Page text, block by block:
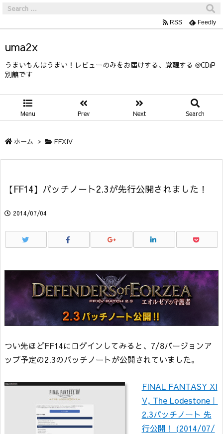
uma2x
うまいもんはうまい！レビューのみをお届けする、覚醒する @CDiP
別館です
Menu Prev Next Search
RSS Feedly
ホーム > FFXIV
【FF14】パッチノート2.3が先行公開されました！
2014/07/04
つい先ほどFF14にログインしてみると、7/8バージョンア
ップ予定の2.3のパッチノートが公開されていました。
FINAL FANTASY XI
V, The Lodestone｜
2.3パッチノート 先
行公開！ (2014/07/